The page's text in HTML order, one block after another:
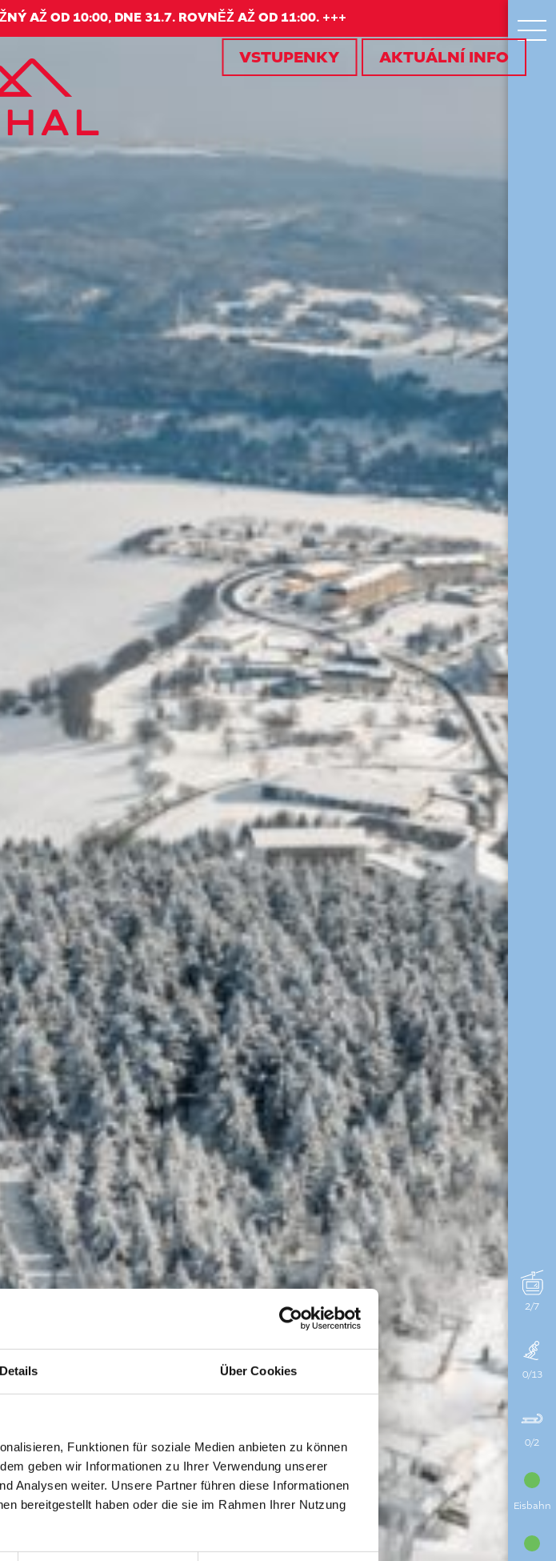
Details Über Cookies
Funktionen für soziale Medien anbieten zu können
geben wir Informationen zu Ihrer Verwendung unserer
Analysen weiter. Unsere Partner führen diese Informationen
bereitgestellt haben oder die sie im Rahmen Ihrer Nutzung
2/7
0/13
0/2
Eisbahn
VSTUPENKY AKTUÁLNÍ INFO
AŽ OD 10:00, DNE 31.7. ROVNĚŽ AŽ OD 11:00. +++